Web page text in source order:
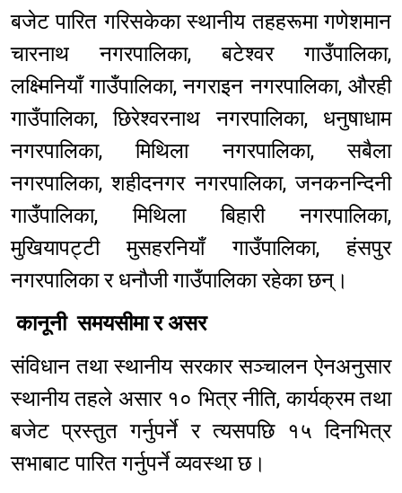
बजेट पारित गरिसकेका स्थानीय तहहरूमा गणेशमान
चारनाथ नगरपालिका, बटेश्वर गाउँपालिका,
लक्ष्मिनियाँ गाउँपालिका, नगराइन नगरपालिका, औरही
गाउँपालिका, छिरेश्वरनाथ नगरपालिका, धनुषाधाम
नगरपालिका, मिथिला नगरपालिका, सबैला
नगरपालिका, शहीदनगर नगरपालिका, जनकनन्दिनी
गाउँपालिका, मिथिला बिहारी नगरपालिका,
मुखियापट्टी मुसहरनियाँ गाउँपालिका, हंसपुर
नगरपालिका र धनौजी गाउँपालिका रहेका छन्।
कानूनी समयसीमा र असर
संविधान तथा स्थानीय सरकार सञ्चालन ऐनअनुसार
स्थानीय तहले असार १० भित्र नीति, कार्यक्रम तथा
बजेट प्रस्तुत गर्नुपर्ने र त्यसपछि १५ दिनभित्र
सभाबाट पारित गर्नुपर्ने व्यवस्था छ।